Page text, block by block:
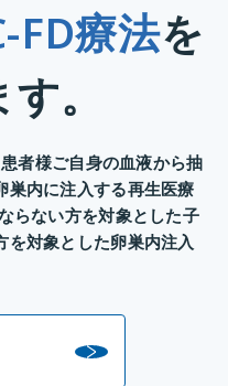
FD療法を
。
者様ご自身の血液から抽
巣内に注入する再生医療
らない方を対象とした子
を対象とした卵巣内注入